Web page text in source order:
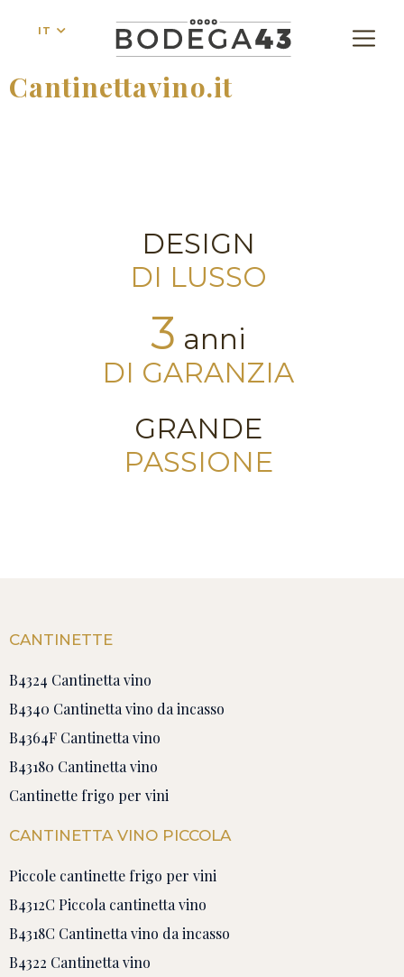
IT
Cantinettavino.it
DESIGN
DI LUSSO
3 anni
DI GARANZIA
GRANDE
PASSIONE
CANTINETTE
B4324 Cantinetta vino
B4340 Cantinetta vino da incasso
B4364F Cantinetta vino
B43180 Cantinetta vino
Cantinette frigo per vini
CANTINETTA VINO PICCOLA
Piccole cantinette frigo per vini
B4312C Piccola cantinetta vino
B4318C Cantinetta vino da incasso
B4322 Cantinetta vino